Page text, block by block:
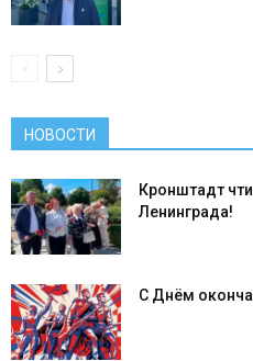
НОВОСТИ
Кронштадт
Ленинграда!
С Днём